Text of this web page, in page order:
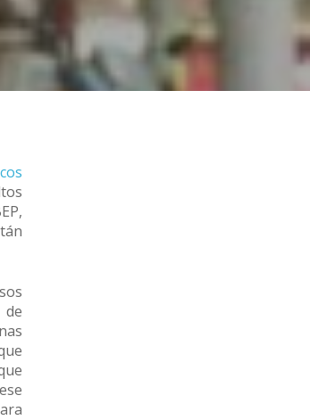
de